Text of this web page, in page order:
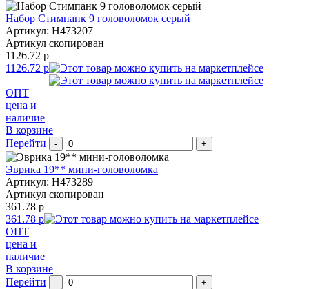
Набор Стимпанк 9 головоломок серый
Артикул: H473207
Артикул скопирован
1126.72 р
1126.72 р
ОПТ
цена и
наличие
В корзине
Перейти
- +
Эврика 19** мини-головоломка
Артикул: H473289
Артикул скопирован
361.78 р
361.78 р
ОПТ
цена и
наличие
В корзине
Перейти
- +